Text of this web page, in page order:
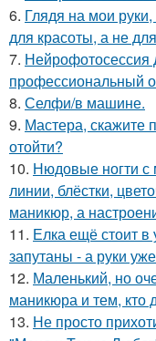
6. Глядя на мои
для красоты, а не
7. Нейрофотосессия
профессиональный
8. Селфи/в машине.
9. Мастера, скажите
отойти?
10. Нюдовые ногти с
линии, блёстки,
маникюр, а
11. Елка ещё стоит в
запутаны - а руки
12. Маленький, но
маникюра и тем, кто
13. Не просто